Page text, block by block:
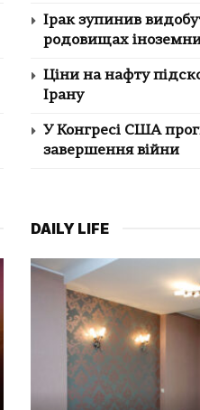
Ірак зупинив
родовищах
Ціни на нафту
Ірану
У Конгресі США
завершення війни
DAILY LIFE